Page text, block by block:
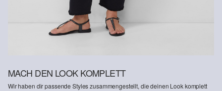
landwirtschaftliche Gemeinschaften in sozialer, ökologischer und
wirtschaftlicher Hinsicht, indem Landwirt: innen in nachhaltigeren
Anbaumethoden geschult werden. Dieses Produkt wird über ein
System der Massenbilanz erzeugt und enthält daher
MACH DEN LOOK KOMPLETT
Wir haben dir passende Styles zusammengestellt, die deinen Look komplett